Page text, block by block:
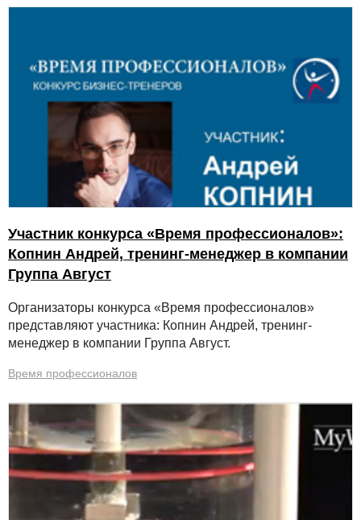
Участник конкурса «Время профессионалов»:
Копнин Андрей, тренинг-менеджер в компании
Группа Август
Организаторы конкурса «Время профессионалов»
представляют участника: Копнин Андрей, тренинг-
менеджер в компании Группа Август.
Время профессионалов